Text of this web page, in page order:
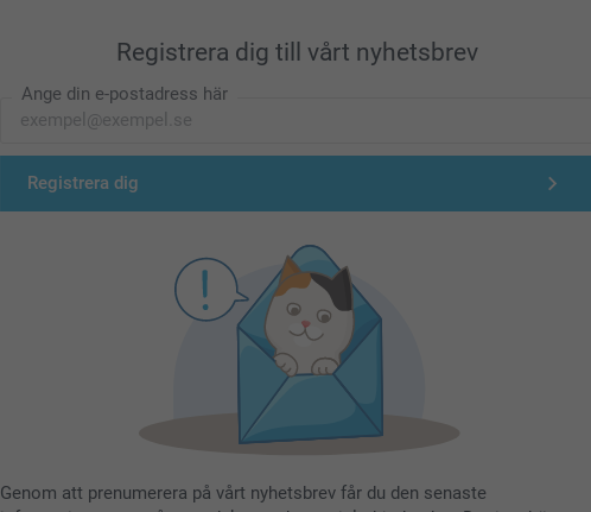
Registrera dig till vårt nyhetsbrev
Ange din e-postadress här
Registrera dig
Genom att prenumerera på vårt nyhetsbrev får du den senaste